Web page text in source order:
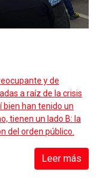
y de
a raíz de la crisis
bien han tenido un
tienen un lado B: la
del orden público.
Leer más